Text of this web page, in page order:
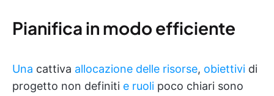
Pianifica in modo efficiente
Una cattiva allocazione delle risorse, obiettivi di
progetto non definiti e ruoli poco chiari sono